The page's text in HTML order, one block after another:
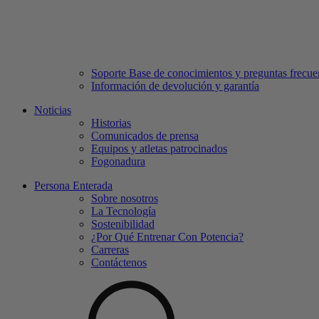
Soporte Base de conocimientos y preguntas
Información de devolución y garantía
Noticias
Historias
Comunicados de prensa
Equipos y atletas patrocinados
Fogonadura
Persona Enterada
Sobre nosotros
La Tecnología
Sostenibilidad
¿Por Qué Entrenar Con Potencia?
Carreras
Contáctenos